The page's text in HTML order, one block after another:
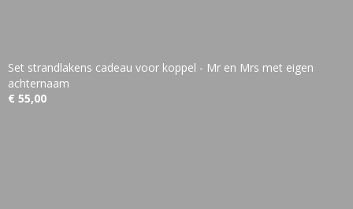
Set strandlakens cadeau voor koppel - Mr en Mrs met eigen
achternaam
€ 55,00